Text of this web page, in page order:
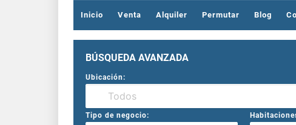
Inicio Venta Alquiler Permutar Blog
BÚSQUEDA AVANZADA
Ubicación:
Tipo de negocio: